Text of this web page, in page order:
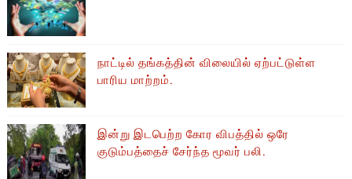
நாட்டில் தங்கத்தின் விலையில் ஏற்பட்டுள்ள
பாரிய மாற்றம்.
இன்று இடபெற்ற கோர விபத்தில் ஒரே
குடும்பத்தைச் சேர்ந்த மூவர் பலி.